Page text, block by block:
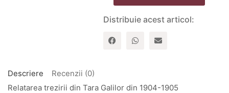
Sfant
Evan
Distribuie acest articol:
Descriere
Recenzii (0)
Relatarea trezirii din Tara Galilor din 1904-1905